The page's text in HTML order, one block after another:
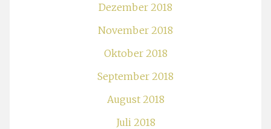
Dezember 2018
November 2018
Oktober 2018
September 2018
August 2018
Juli 2018